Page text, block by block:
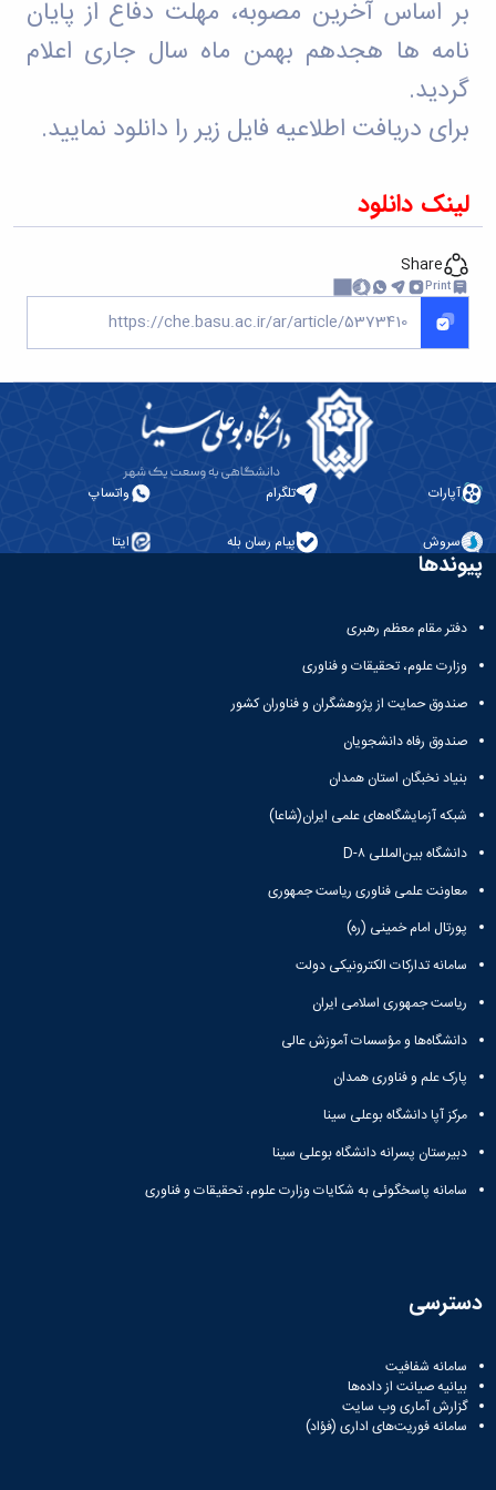
تکمیلی
بر اساس آخرین مصوبه، مهلت دفاع از پایان
نامه ها هجدهم بهمن ماه سال جاری اعلام
گردید.
برای دریافت اطلاعیه فایل زیر را دانلود نمایید.
لینک دانلود
Share
Print
آپارات تلگرام واتساپ
سروش پیام رسان بله ایتا
پیوندها
دفتر مقام معظم رهبری
وزارت علوم، تحقیقات و فناوری
صندوق حمایت از پژوهشگران و فناوران کشور
صندوق رفاه دانشجویان
بنیاد نخبگان استان همدان
شبکه آزمایشگاه‌های علمی ایران(شاعا)
دانشگاه بین‌المللی D-۸
معاونت علمی فناوری ریاست جمهوری
پورتال امام خمینی (ره)
سامانه تدارکات الکترونیکی دولت
ریاست جمهوری اسلامی ایران
دانشگاه‌ها و مؤسسات آموزش عالی
پارک علم و فناوری همدان
مرکز آپا دانشگاه بوعلی سینا
دبیرستان پسرانه دانشگاه بوعلی سینا
سامانه پاسخگوئی به شکایات وزارت علوم، تحقیقات و فناوری
دسترسی
سامانه شفافیت
بیانیه صیانت از داده‌ها
گزارش آماری وب‌ سایت
سامانه فوریت‌های اداری (فؤاد)